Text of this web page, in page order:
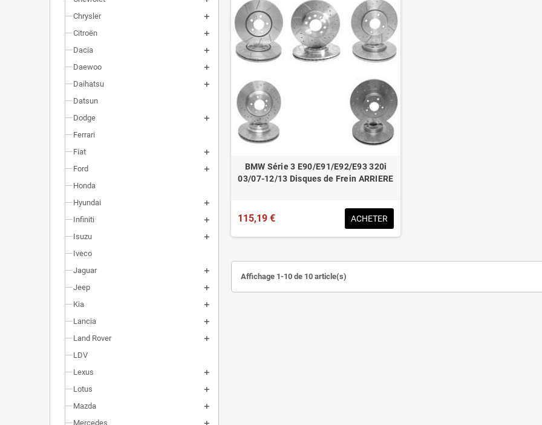
Chrysler
Citroën
Dacia
Daewoo
Daihatsu
Datsun
Dodge
Ferrari
Fiat
Ford
Honda
Hyundai
Infiniti
Isuzu
Iveco
Jaguar
Jeep
Kia
Lancia
Land Rover
LDV
Lexus
Lotus
Mazda
Mercedes
BMW Série 3 E90/E91/E92/E93 320i
03/07-12/13 Disques de Frein ARRIERE
115,19 € ACHETER
Affichage 1-10 de 10 article(s)